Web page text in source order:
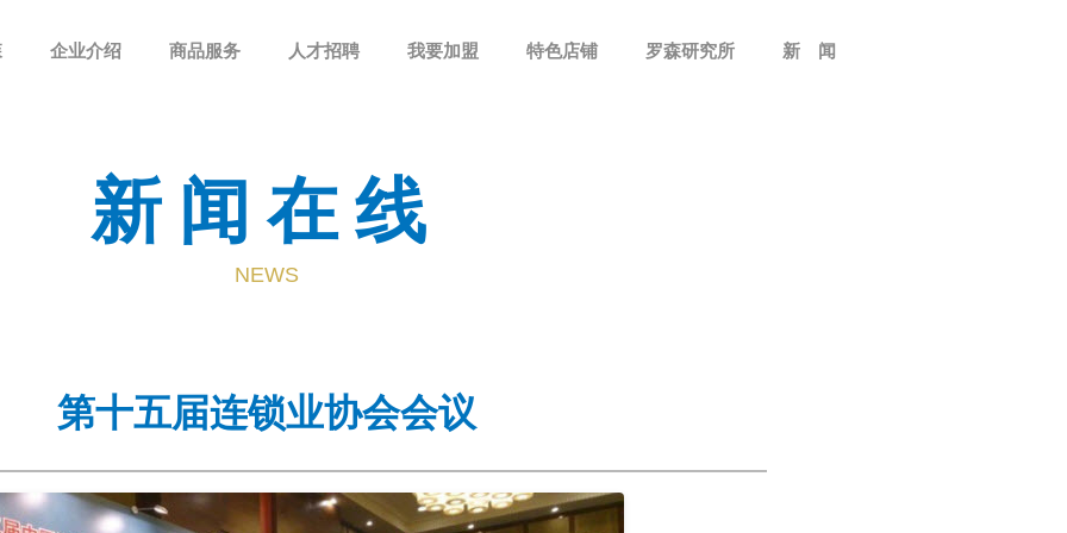
企业介绍 商品服务 人才招聘 我要加盟 特色店铺 罗森研究所 新 闻
新闻在线
NEWS
第十五届连锁业协会会议